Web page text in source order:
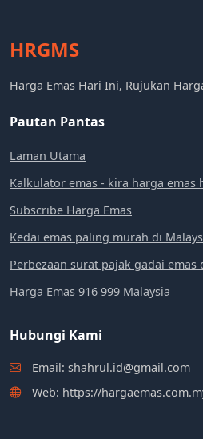
HRGMS
Harga Emas Hari Ini, Rujukan
Pautan Pantas
Laman Utama
Kalkulator emas - kira harga emas
Subscribe Harga Emas
Kedai emas paling murah di
Perbezaan surat pajak gadai emas
Harga Emas 916 999 Malaysia
Hubungi Kami
Email: shahrul.id@gmail.com
Web: https://